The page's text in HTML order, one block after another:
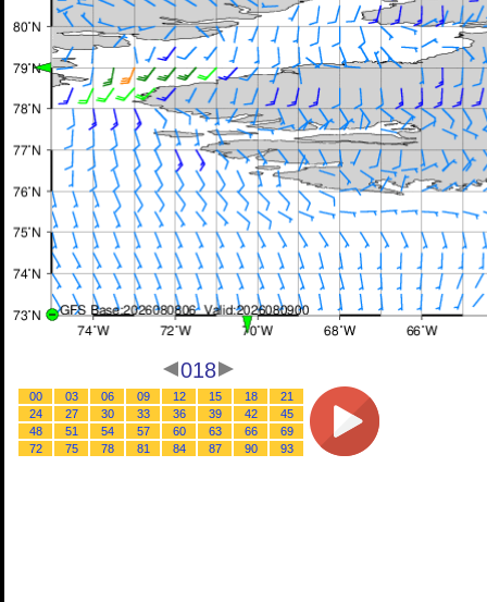
018
00 03 06 09 12 15 18
21
24
27 30 33 36 39 42
45
48
51 54 57 60 63 66
69
72
75 78 81 84 87 90 93